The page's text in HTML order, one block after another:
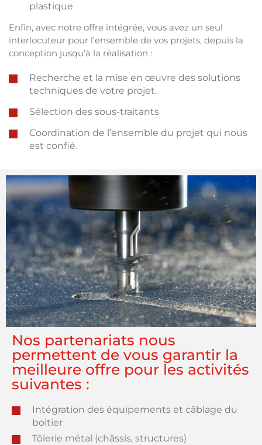
plastique
Enfin, avec notre offre intégrée, vous avez un seul
interlocuteur pour l’ensemble de vos projets, depuis la
conception jusqu’à la réalisation :
Recherche et la mise en œuvre des solutions
techniques de votre projet.
Sélection des sous-traitants
Coordination de l’ensemble du projet qui nous
est confié.
Nos partenariats nous
permettent de vous garantir la
meilleure offre pour les activités
suivantes :
Intégration des équipements et câblage du
boitier
Tôlerie métal (châssis, structures)